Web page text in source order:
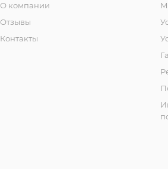
О компании
Отзывы
Контакты